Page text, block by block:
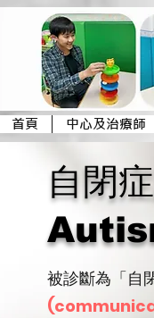
首頁 中心及治療師
自閉
被診斷為「自